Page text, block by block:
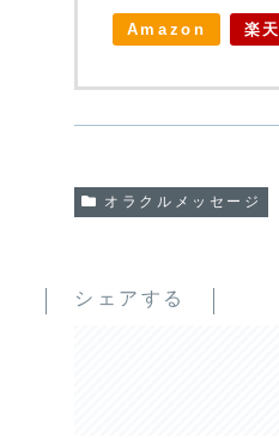
Amazon 楽天
オラクルメッセージ
シェアする